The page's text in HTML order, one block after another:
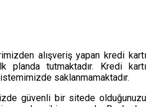
alışveriş yapan kredi kartı
planda tutmaktadır. Kredi kartı
saklanmamaktadır.
güvenli bir sitede olduğunuzu